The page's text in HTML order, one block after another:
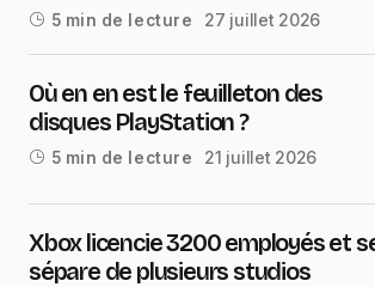
5 min de lecture 27 juillet 2026
Où en en est le feuilleton des
disques PlayStation ?
5 min de lecture 21 juillet 2026
Xbox licencie 3200 employés et
sépare de plusieurs studios